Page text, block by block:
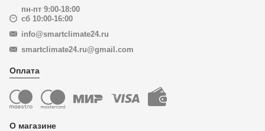
пн-пт 9:00-18:00
сб 10:00-16:00
info@smartclimate24.ru
smartclimate24.ru@gmail.com
Оплата
О магазине